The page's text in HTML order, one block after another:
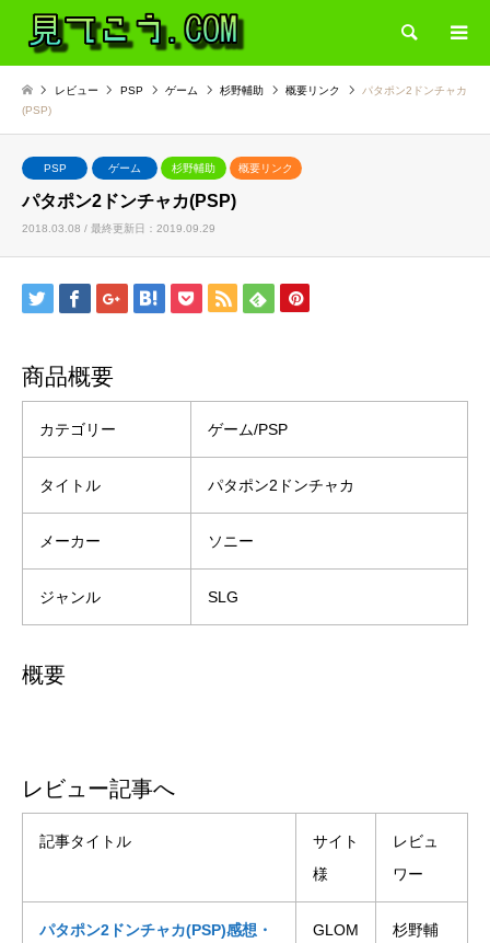
検索
レビュー PSP ゲーム 杉野輔助 概要リンク
パタポン2ドンチャカ
(PSP)
PSP ゲーム 杉野輔助 概要リンク
パタポン2ドンチャカ(PSP)
2018.03.08 / 最終更新日：2019.09.29
商品概要
カテゴリー ゲーム/PSP
タイトル パタポン2ドンチャカ
メーカー ソニー
ジャンル SLG
概要
レビュー記事へ
記事タイトル
サイト
様
レビュ
ワー
パタポン2ドンチャカ(PSP)感想・
GLOM
杉野輔